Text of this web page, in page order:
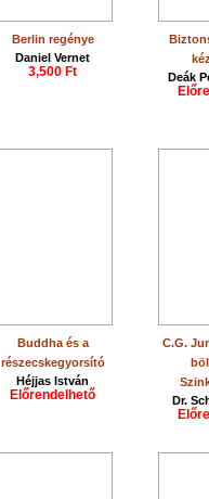
Berlin regénye
Daniel Vernet
3,500 Ft
Deák
Buddha és a
részecskegyorsító
Héjjas István
Előrendelhető
C.G.
Dr.